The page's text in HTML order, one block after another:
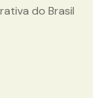
do Brasil